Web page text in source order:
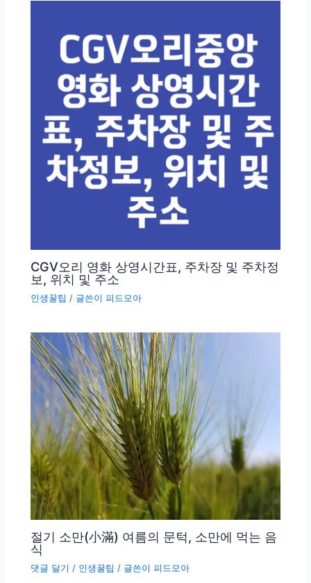
CGV오리 영화 상영시간표, 주차장 및 주차정
보, 위치 및 주소
인생꿀팁 / 글쓴이피드모아
절기 소만(小滿) 여름의 문턱, 소만에 먹는 음
식
댓글 달기 / 인생꿀팁 / 글쓴이피드모아